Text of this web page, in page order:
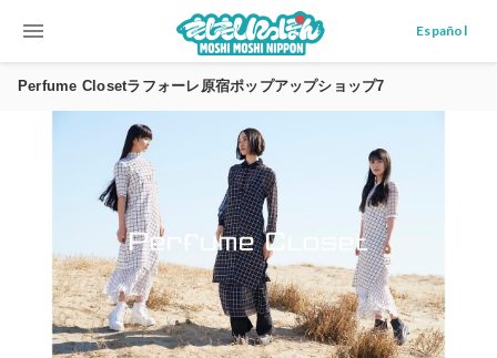
menu Español
Perfume Closetラフォーレ原宿ポップアップショップ7